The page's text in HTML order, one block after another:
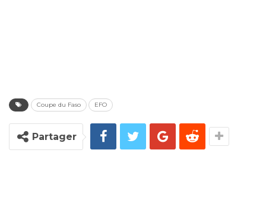
Coupe du Faso EFO
Partager